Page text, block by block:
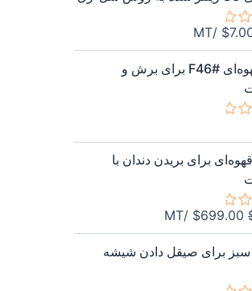
اصلی
$15.00
$
فعلی
$7.00/MT
سنباده قهوه‌ای F46# برای برش و
برای بریدن دندان با
قیمت
اصلی
$899.00
بود.
$699.00
فعلی
است.
/MT
پودر SIC سبز برای صیقل دادن شیشه
قیمت
اصلی
قیمت
فعلی